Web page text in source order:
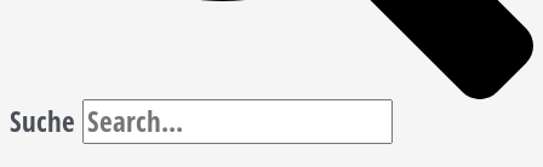
Suche